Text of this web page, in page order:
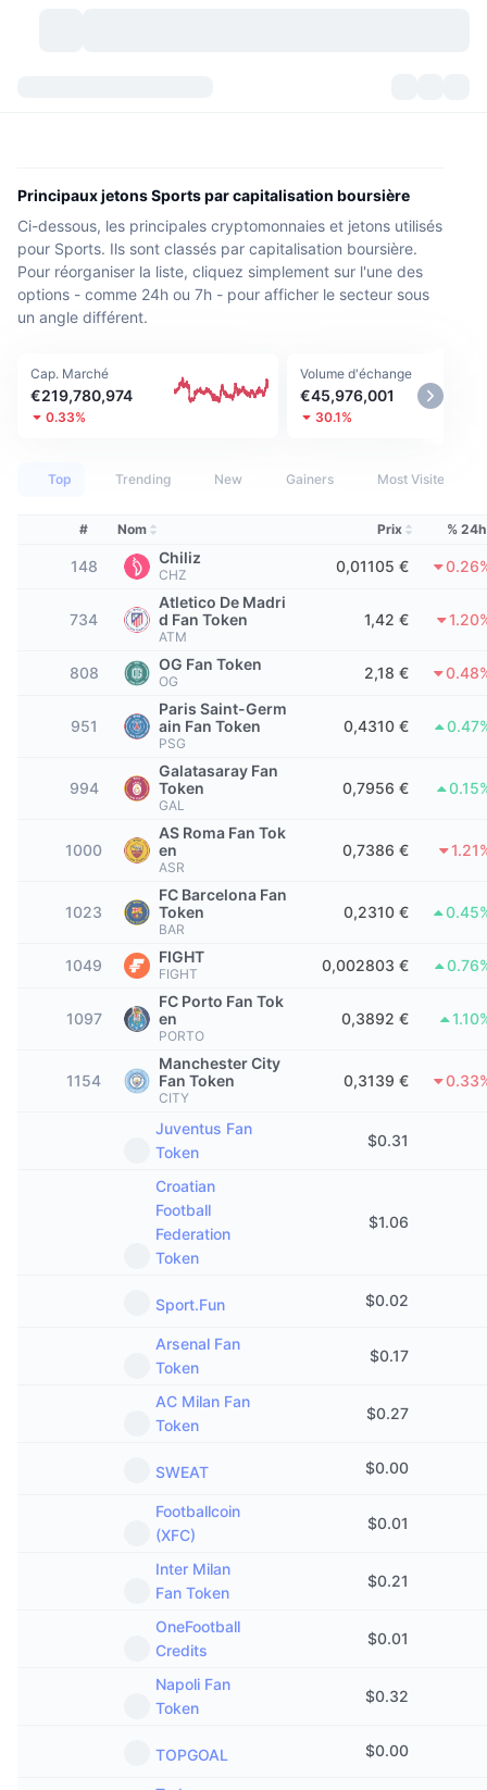
Catégories
Historique des aperçus
Rendements
Tendances
À venir
Récemment ajoutés
Plus performants et moins performants
Les plus consultés
Sentiment de la communauté
Classement de la blockchain
Marchés de prédiction
Tendances
Technologie
Statistiques NFT globales
Ventes à venir
Vue globale du marché
Marché Spot
Trésoreries de Bitcoin
Indicateurs
Indice Fear & Greed.
Indice de la saison des Altcoins
Indicateurs du cycle de marché
Dominance Bitcoin
Indice CoinMarketCap 20
Indice CoinMarketCap 100
ETF sur les cryptos
ETF Bitcoin
ETF Ethereum
Analyse technique
Vue d'ensemble
Signaux New
Tendances
Gagnants
Meilleurs traders
Échanges
Plateformes d'échange
Produits dérivés
Produits dérivés
Communauté
Sujets
API
Entreprise
Ressources
Documentation
FAQ
Intégrations IA
Hub des Agents CMC
Place de marché des compétences
CMC MCP
Produits
Bulletin d'information
CMC Launch
CMC Labs
CMC Max
Bot Telegram
Promouvoir
Widgets du site
Apprendre
Actualités
Calendrier des ICO
Principaux jetons Sports par capitalisation boursière
Ci-dessous, les principales cryptomonnaies et jetons utilisés
pour Sports. Ils sont classés par capitalisation boursière.
Pour réorganiser la liste, cliquez simplement sur l'une des
options - comme 24h ou 7h - pour afficher le secteur sous
un angle différent.
Cap. Marché
€219,780,974
0.33%
Volume d'échange
€45,976,001
30.1%
Top Trending New Gainers Most Visited
# Nom Prix % 24h
148 Chiliz
CHZ 0,01105 €
734
Atletico De Madri
d Fan Token
ATM
1,42 €
808 OG Fan Token
OG 2,18 €
951
Paris Saint-Germ
ain Fan Token
PSG
0,4310 €
994
Galatasaray Fan
Token
GAL
0,7956 €
1000
AS Roma Fan Tok
en
ASR
0,7386 €
1023
FC Barcelona Fan
Token
BAR
0,2310 €
1049 FIGHT
FIGHT 0,002803 €
1097
FC Porto Fan Tok
en
PORTO
0,3892 €
1154
Manchester City
Fan Token
CITY
0,3139 €
Juventus Fan
Token
$0.31
Croatian
Football
Federation
Token
$1.06
Sport.Fun $0.02
Arsenal Fan
Token
$0.17
AC Milan Fan
Token
$0.27
SWEAT $0.00
Footballcoin
(XFC)
$0.01
Inter Milan
Fan Token
$0.21
OneFootball
Credits
$0.01
Napoli Fan
Token
$0.32
TOPGOAL $0.00